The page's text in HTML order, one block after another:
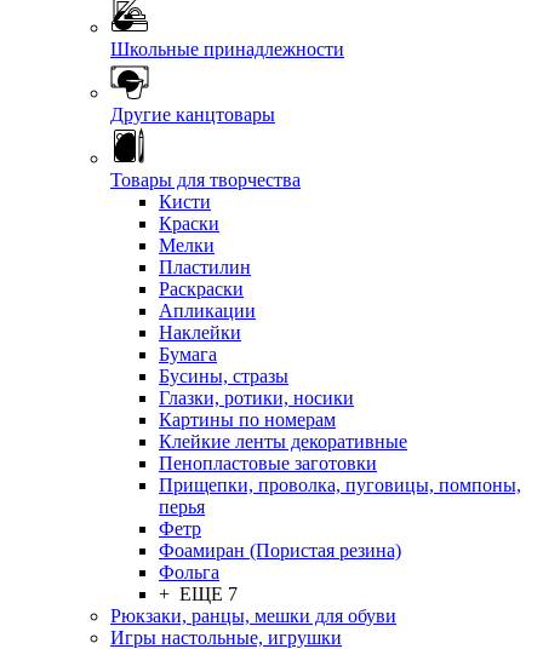
Школьные принадлежности
Другие канцтовары
Товары для творчества
Кисти
Краски
Мелки
Пластилин
Раскраски
Апликации
Наклейки
Бумага
Бусины, стразы
Глазки, ротики, носики
Картины по номерам
Клейкие ленты декоративные
Пенопластовые заготовки
Прищепки, проволка, пуговицы, помпоны,
перья
Фетр
Фоамиран (Пористая резина)
Фольга
+ ЕЩЕ 7
Рюкзаки, ранцы, мешки для обуви
Игры настольные, игрушки